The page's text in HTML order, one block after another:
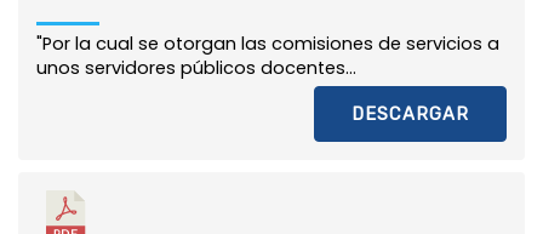
"Por la cual se otorgan las comisiones de servicios a
unos servidores públicos docentes...
DESCARGAR